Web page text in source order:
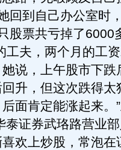
回到自己办公室时
股票共亏掉了6000
工夫，两个月的工
说，上午股市下跌
升，但这次跌得太
面肯定能涨起来。
泰证券武珞路营业
欢上炒股，常泡在